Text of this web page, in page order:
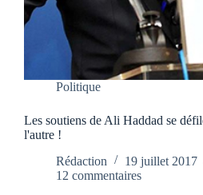
Politique
Les soutiens de Ali Haddad se
l'autre !
Rédaction
19 juillet 2017
12 commentaires